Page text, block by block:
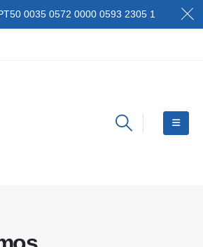
0035 0572 0000 0593 2305 1